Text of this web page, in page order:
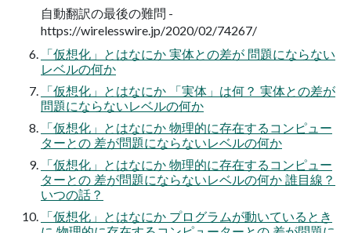
自動翻訳の最後の難問 -
https://wirelesswire.jp/2020/02/74267/
「仮想化」とはなにか 実体との差が 問題にならない
レベルの何か
「仮想化」とはなにか 「実体」は何？ 実体との差が
問題にならないレベルの何か
「仮想化」とはなにか 物理的に存在するコンピュー
ターとの 差が問題にならないレベルの何か
「仮想化」とはなにか 物理的に存在するコンピュー
ターとの 差が問題にならないレベルの何か 誰目線？
いつの話？
「仮想化」とはなにか プログラムが動いているとき